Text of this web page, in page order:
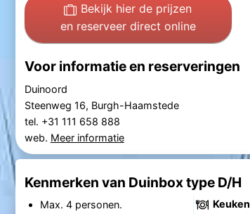
Bekijk hier de prijzen
en reserveer direct online
Voor informatie en reserveringen
Duinoord
Steenweg 16, Burgh-Haamstede
tel. +31 111 658 888
web. Meer informatie
Kenmerken van Duinbox type D/H
Max. 4 personen.
Keuken